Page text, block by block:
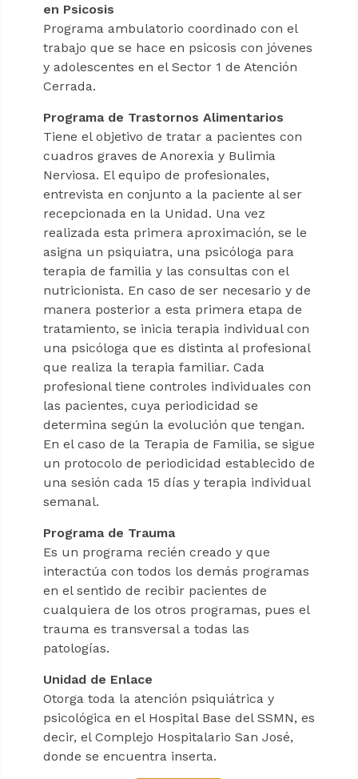
en Psicosis
Programa ambulatorio coordinado con el
trabajo que se hace en psicosis con jóvenes
y adolescentes en el Sector 1 de Atención
Cerrada.
Programa de Trastornos Alimentarios
Tiene el objetivo de tratar a pacientes con
cuadros graves de Anorexia y Bulimia
Nerviosa. El equipo de profesionales,
entrevista en conjunto a la paciente al ser
recepcionada en la Unidad. Una vez
realizada esta primera aproximación, se le
asigna un psiquiatra, una psicóloga para
terapia de familia y las consultas con el
nutricionista. En caso de ser necesario y de
manera posterior a esta primera etapa de
tratamiento, se inicia terapia individual con
una psicóloga que es distinta al profesional
que realiza la terapia familiar. Cada
profesional tiene controles individuales con
las pacientes, cuya periodicidad se
determina según la evolución que tengan.
En el caso de la Terapia de Familia, se sigue
un protocolo de periodicidad establecido de
una sesión cada 15 días y terapia individual
semanal.
Programa de Trauma
Es un programa recién creado y que
interactúa con todos los demás programas
en el sentido de recibir pacientes de
cualquiera de los otros programas, pues el
trauma es transversal a todas las
patologías.
Unidad de Enlace
Otorga toda la atención psiquiátrica y
psicológica en el Hospital Base del SSMN, es
decir, el Complejo Hospitalario San José,
donde se encuentra inserta.